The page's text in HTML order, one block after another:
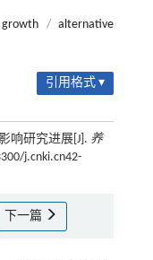
growth / alternative
引用格式 ▾
响研究进展[J]. 养
j.cnki.cn42-
下一篇